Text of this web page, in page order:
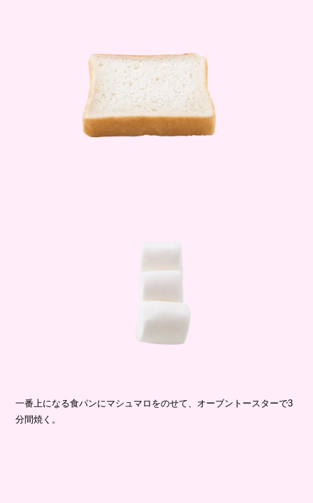
一番上になる食パンにマシュマロをのせて、オーブントースターで3
分間焼く。